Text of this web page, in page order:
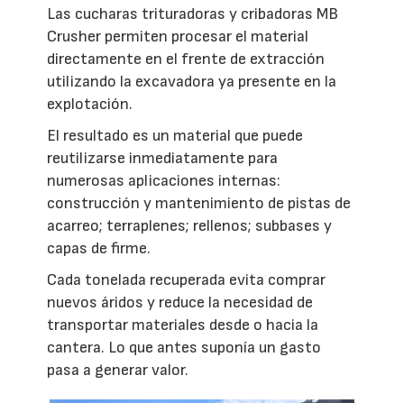
Las cucharas trituradoras y cribadoras MB
Crusher permiten procesar el material
directamente en el frente de extracción
utilizando la excavadora ya presente en la
explotación.
El resultado es un material que puede
reutilizarse inmediatamente para
numerosas aplicaciones internas:
construcción y mantenimiento de pistas de
acarreo; terraplenes; rellenos; subbases y
capas de firme.
Cada tonelada recuperada evita comprar
nuevos áridos y reduce la necesidad de
transportar materiales desde o hacia la
cantera. Lo que antes suponía un gasto
pasa a generar valor.